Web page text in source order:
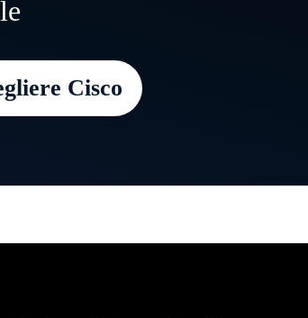
e offri ai clienti
operativa e sicura in caso di
Cisco